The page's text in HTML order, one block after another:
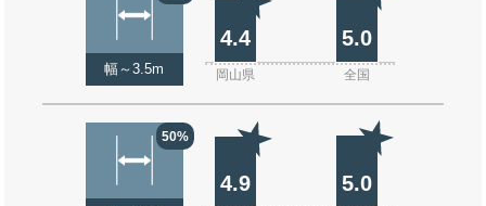
幅～3.5m
4.4 5.0
岡山県 全国
50%
4.9 5.0